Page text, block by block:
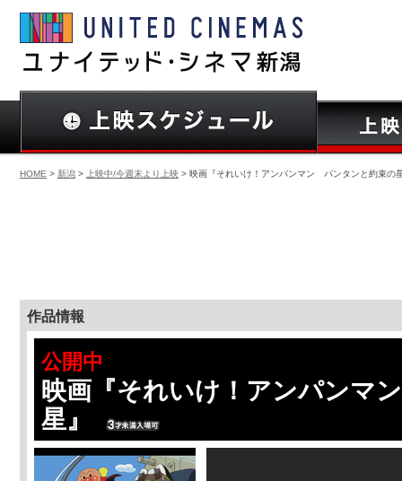
HOME > 新潟 > 上映中/今週末より上映 > 映画『それいけ！アンパンマン パンタンと約束の
作品情報
公開中
映画『それいけ！アンパンマ
星』